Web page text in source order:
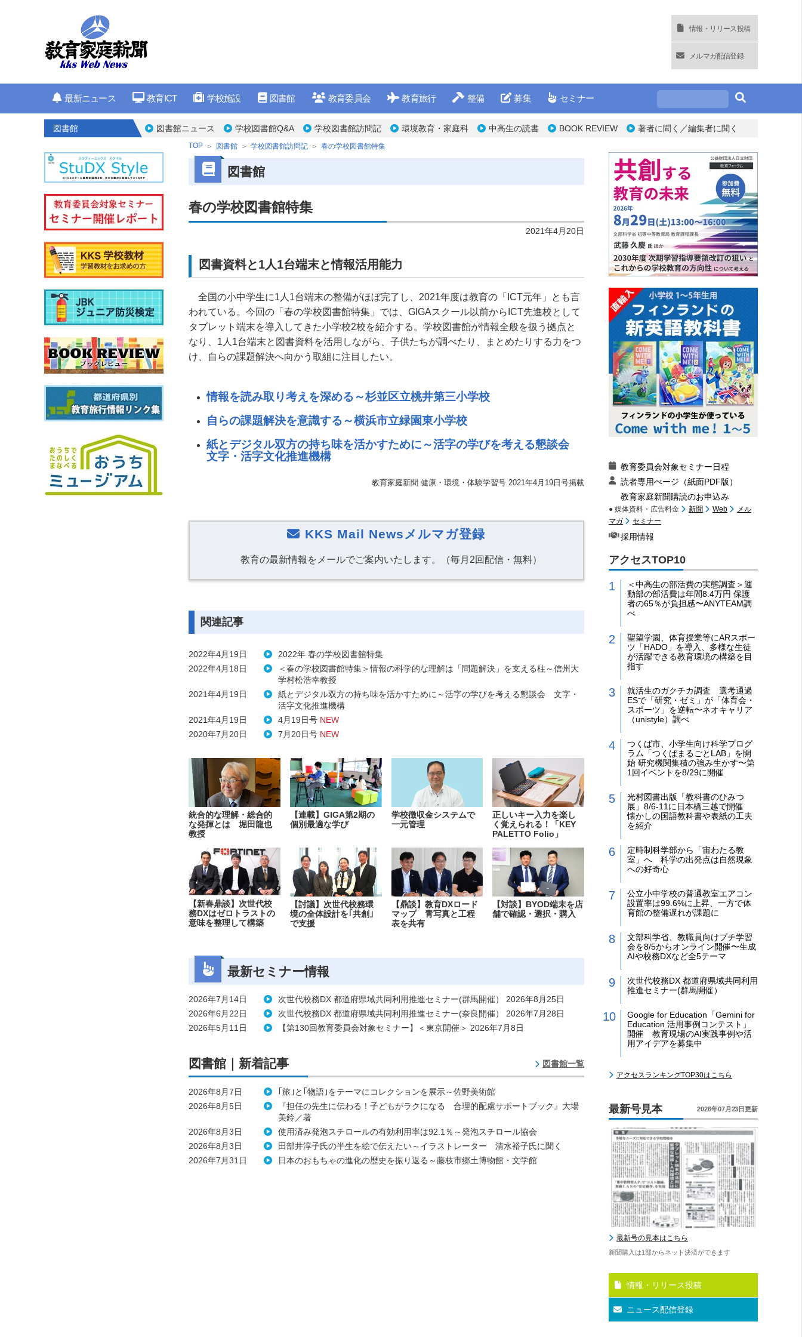
情報・リリース投稿
メルマガ配信登録
最新ニュース 教育ICT 学校施設 図書館 教育委員会 教育旅行 整備 募集 セミナー
図書館 図書館ニュース 学校図書館Q&A 学校図書館訪問記 環境教育・家庭科 中高生の読書 BOOK REVIEW 著者に聞く／編集者に聞く
TOP 図書館 学校図書館訪問記 春の学校図書館特集
図書館
春の学校図書館特集
2021年4月20日
図書資料と1人1台端末と情報活用能力
全国の小中学生に1人1台端末の整備がほぼ完了し、2021年度は教育の「ICT元年」とも言
われている。今回の「春の学校図書館特集」では、GIGAスクール以前からICT先進校として
タブレット端末を導入してきた小学校2校を紹介する。学校図書館が情報全般を扱う拠点と
なり、1人1台端末と図書資料を活用しながら、子供たちが調べたり、まとめたりする力をつ
け、自らの課題解決へ向かう取組に注目したい。
情報を読み取り考えを深める～杉並区立桃井第三小学校
自らの課題解決を意識する～横浜市立緑園東小学校
紙とデジタル双方の持ち味を活かすために～活字の学びを考える懇談会
文字・活字文化推進機構
教育家庭新聞 健康・環境・体験学習号 2021年4月19日号掲載
KKS Mail Newsメルマガ登録
教育の最新情報をメールでご案内いたします。（毎月2回配信・無料）
関連記事
2022年4月19日
2022年 春の学校図書館特集
2022年4月18日
＜春の学校図書館特集＞情報の科学的な理解は「問題解決」を支える柱～信州大
学村松浩幸教授
2021年4月19日
紙とデジタル双方の持ち味を活かすために～活字の学びを考える懇談会 文字・
活字文化推進機構
2021年4月19日
4月19日号 NEW
2020年7月20日
7月20日号 NEW
統合的な理解・総合的
な発揮とは 堀田龍也
教授
【連載】GIGA第2期の
個別最適な学び
学校徴収金システムで
一元管理
正しいキー入力を楽し
く覚えられる！「KEY
PALETTO Folio」
【新春鼎談】次世代校
務DXはゼロトラストの
意味を整理して構築
【討議】次世代校務環
境の全体設計を｢共創｣
で支援
【鼎談】教育DXロード
マップ 青写真と工程
表を共有
【対談】BYOD端末を店
舗で確認・選択・購入
最新セミナー情報
2026年7月14日
次世代校務DX 都道府県域共同利用推進セミナー(群馬開催） 2026年8月25日
2026年6月22日
次世代校務DX 都道府県域共同利用推進セミナー(奈良開催） 2026年7月28日
2026年5月11日
【第130回教育委員会対象セミナー】＜東京開催＞ 2026年7月8日
図書館｜新着記事 図書館一覧
2026年8月7日
｢旅｣と｢物語｣をテーマにコレクションを展示～佐野美術館
2026年8月5日
『担任の先生に伝わる！子どもがラクになる 合理的配慮サポートブック』大場
美鈴／著
2026年8月3日
使用済み発泡スチロールの有効利用率は92.1％～発泡スチロール協会
2026年8月3日
田部井淳子氏の半生を絵で伝えたい～イラストレーター 清水裕子氏に聞く
2026年7月31日
日本のおもちゃの進化の歴史を振り返る～藤枝市郷土博物館・文学館
教育委員会対象セミナー日程
読者専用ぺージ（紙面PDF版）
教育家庭新聞購読のお申込み
● 媒体資料・広告料金 新聞 Web
メル
マガ
セミナー
採用情報
アクセスTOP10
＜中高生の部活費の実態調査＞運
動部の部活費は年間8.4万円 保護
者の65％が負担感〜ANYTEAM調
べ
聖望学園、体育授業等にARスポー
ツ「HADO」を導入、多様な生徒
が活躍できる教育環境の構築を目
指す
就活生のガクチカ調査 選考通過
ESで「研究・ゼミ」が「体育会・
スポーツ」を逆転〜ネオキャリア
（unistyle）調べ
つくば市、小学生向け科学プログ
ラム「つくばまるごとLAB」を開
始 研究機関集積の強み生かす〜第
1回イベントを8/29に開催
光村図書出版「教科書のひみつ
展」8/6-11に日本橋三越で開催
懐かしの国語教科書や表紙の工夫
を紹介
定時制科学部から「宙わたる教
室」へ 科学の出発点は自然現象
への好奇心
公立小中学校の普通教室エアコン
設置率は99.6%に上昇、一方で体
育館の整備遅れが課題に
文部科学省、教職員向けプチ学習
会を8/5からオンライン開催〜生成
AIや校務DXなど全5テーマ
次世代校務DX 都道府県域共同利用
推進セミナー(群馬開催）
Google for Education「Gemini for
Education 活用事例コンテスト」
開催 教育現場のAI実践事例や活
用アイデアを募集中
アクセスランキングTOP30はこちら
最新号見本 2026年07月23日更新
最新号の見本はこちら
新聞購入は1部からネット決済ができます
情報・リリース投稿
ニュース配信登録